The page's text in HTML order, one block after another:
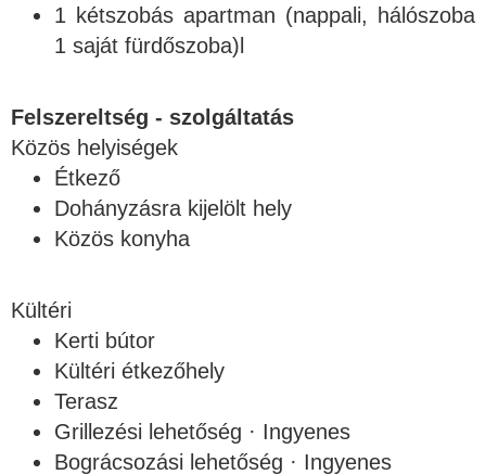
1 kétszobás apartman (nappali, hálószoba
1 saját fürdőszoba)l
Felszereltség - szolgáltatás
Közös helyiségek
Étkező
Dohányzásra kijelölt hely
Közös konyha
Kültéri
Kerti bútor
Kültéri étkezőhely
Terasz
Grillezési lehetőség · Ingyenes
Bográcsozási lehetőség · Ingyenes